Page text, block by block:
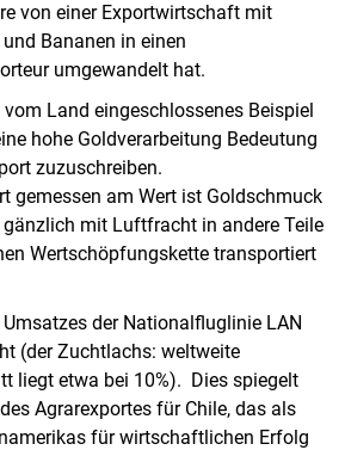
von einer Exportwirtschaft mit
Bananen in einen
umgewandelt hat.
Land eingeschlossenes Beispiel
hohe Goldverarbeitung Bedeutung
zuzuschreiben.
gemessen am Wert ist Goldschmuck
gänzlich mit Luftfracht in andere Teile
Wertschöpfungskette transportiert
Umsatzes der Nationalfluglinie LAN
(der Zuchtlachs: weltweite
liegt etwa bei 10%). Dies spiegelt
Agrarexportes für Chile, das als
für wirtschaftlichen Erfolg